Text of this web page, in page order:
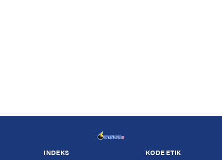
INDEKS KODE ETIK